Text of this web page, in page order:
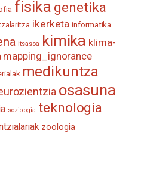
fisika genetika
ikerketa informatika
itsasoa kimika klima-
mapping_ignorance
medikuntza
osasuna
soziologia teknologia
zoologia